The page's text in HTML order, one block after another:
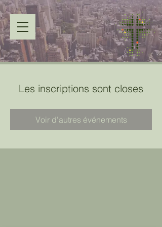
Les inscriptions sont closes
Voir d'autres événements